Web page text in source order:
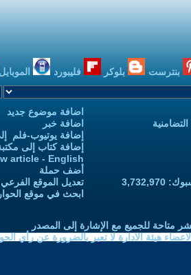
بنترست بلوكر فليبورد الموبايل
اضافة موضوع جديد
اضافة خبر
إضافة يوتيوب-فلم
إضافة كتاب إلى
article - English
أضف حملة
تعديل الموقع
ابحث في موقع
متاحة للجميع مع الإشارة إلى المصدر
هيئة الادارة لا تعبر بالضرورة عن رأي